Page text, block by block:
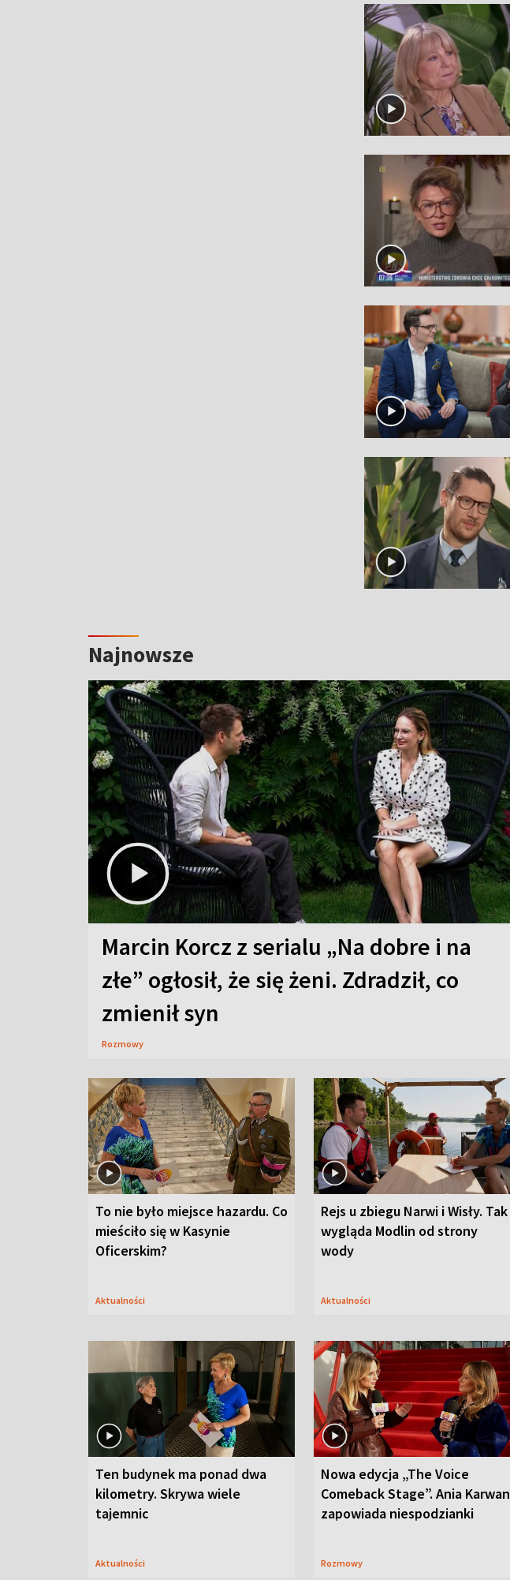
Najnowsze
Marcin Korcz z serialu „Na dobre i na
złe” ogłosił, że się żeni. Zdradził, co
zmienił syn
Rozmowy
To nie było miejsce hazardu. Co
mieściło się w Kasynie
Oficerskim?
Aktualności
Rejs u zbiegu Narwi i Wisły. Tak
wygląda Modlin od strony
wody
Aktualności
Ten budynek ma ponad dwa
kilometry. Skrywa wiele
tajemnic
Aktualności
Nowa edycja „The Voice
Comeback Stage”. Ania Karwan
zapowiada niespodzianki
Rozmowy